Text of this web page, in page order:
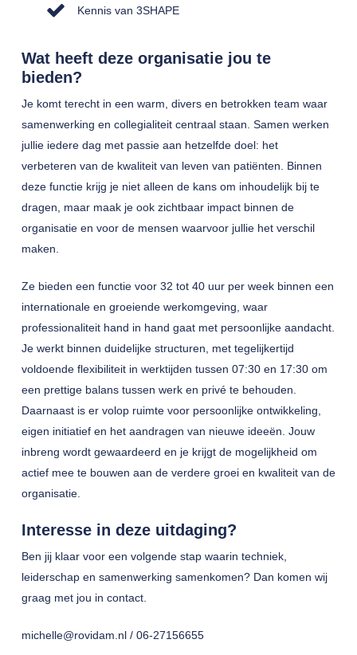
Kennis van 3SHAPE
Wat heeft deze organisatie jou te
bieden?
Je komt terecht in een warm, divers en betrokken team waar
samenwerking en collegialiteit centraal staan. Samen werken
jullie iedere dag met passie aan hetzelfde doel: het
verbeteren van de kwaliteit van leven van patiënten. Binnen
deze functie krijg je niet alleen de kans om inhoudelijk bij te
dragen, maar maak je ook zichtbaar impact binnen de
organisatie en voor de mensen waarvoor jullie het verschil
maken.
Ze bieden een functie voor 32 tot 40 uur per week binnen een
internationale en groeiende werkomgeving, waar
professionaliteit hand in hand gaat met persoonlijke aandacht.
Je werkt binnen duidelijke structuren, met tegelijkertijd
voldoende flexibiliteit in werktijden tussen 07:30 en 17:30 om
een prettige balans tussen werk en privé te behouden.
Daarnaast is er volop ruimte voor persoonlijke ontwikkeling,
eigen initiatief en het aandragen van nieuwe ideeën. Jouw
inbreng wordt gewaardeerd en je krijgt de mogelijkheid om
actief mee te bouwen aan de verdere groei en kwaliteit van de
organisatie.
Interesse in deze uitdaging?
Ben jij klaar voor een volgende stap waarin techniek,
leiderschap en samenwerking samenkomen? Dan komen wij
graag met jou in contact.
michelle@rovidam.nl / 06-27156655